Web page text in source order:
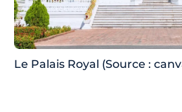
Le Palais Royal (Source :